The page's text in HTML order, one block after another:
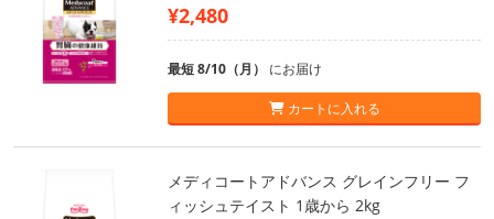
¥2,480
最短 8/10（月） にお届け
カートに入れる
メディコートアドバンス グレインフリー フ
ィッシュテイスト 1歳から 2kg